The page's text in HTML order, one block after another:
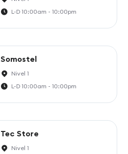
L-D 10:00am - 10:00pm
Somostel
Nivel 1
L-D 10:00am - 10:00pm
Tec Store
Nivel 1